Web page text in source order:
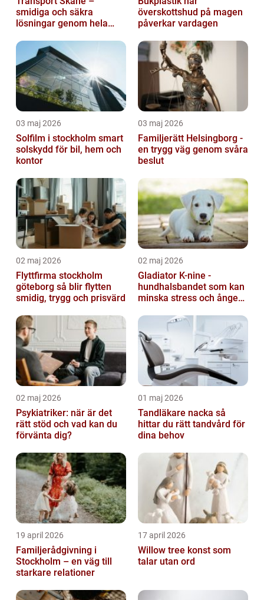
smidiga och säkra
lösningar genom hela
överskottshud på magen
påverkar vardagen
03 maj 2026
Solfilm i stockholm smart
solskydd för bil, hem och
kontor
03 maj 2026
Familjerätt Helsingborg -
en trygg väg genom svåra
beslut
02 maj 2026
Flyttfirma stockholm
göteborg så blir flytten
smidig, trygg och prisvärd
02 maj 2026
Gladiator K-nine -
hundhalsbandet som kan
minska stress och ångest
02 maj 2026
Psykiatriker: när är det
rätt stöd och vad kan du
förvänta dig?
01 maj 2026
Tandläkare nacka så
hittar du rätt tandvård för
dina behov
19 april 2026
Familjerådgivning i
Stockholm – en väg till
starkare relationer
17 april 2026
Willow tree konst som
talar utan ord